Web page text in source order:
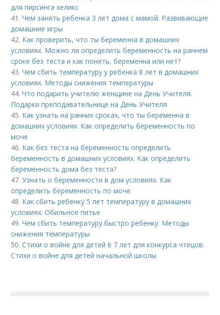
для пирсинга хеликс
41.Чем занять ребенка 3 лет дома с мамой. Развивающие
домашние игры
42. Как проверить, что ты беременна в домашних
условиях. Можно ли определить беременность на раннем
сроке без теста и как понять, беременна или нет?
43.Чем сбить температуру у ребенка 8 лет в домашних
условиях. Методы снижения температуры
44.Что подарить учителю женщине на День Учителя.
Подарки преподавательнице на День Учителя
45. Как узнать на ранних сроках, что ты беременна в
домашних условиях. Как определить беременность по
моче
46. Как без теста на беременность определить
беременность в домашних условиях. Как определить
беременность дома без теста?
47.Узнать о беременности в дом условиях. Как
определить беременность по моче
48. Как сбить ребенку 5 лет температуру в домашних
условиях. Обильное питье
49.Чем сбить температуру быстро ребенку. Методы
снижения температуры
50.Стихи о войне для детей 6 7 лет для конкурса чтецов.
Стихи о войне для детей начальной школы